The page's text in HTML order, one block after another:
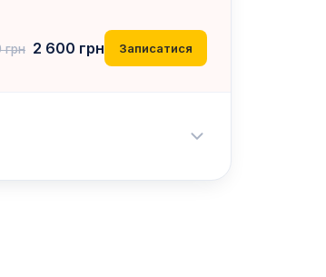
грн 2 600 грн Записатися